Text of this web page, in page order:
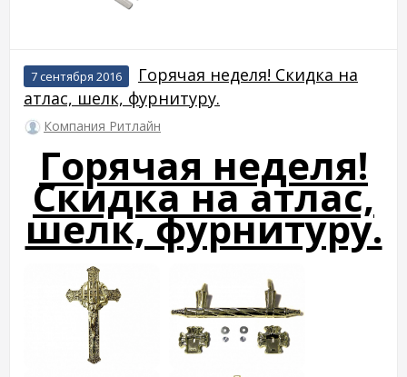
7 сентября 2016
Горячая неделя! Скидка на
атлас, шелк, фурнитуру.
Компания Ритлайн
Горячая неделя!
Скидка на атлас,
шелк, фурнитуру.